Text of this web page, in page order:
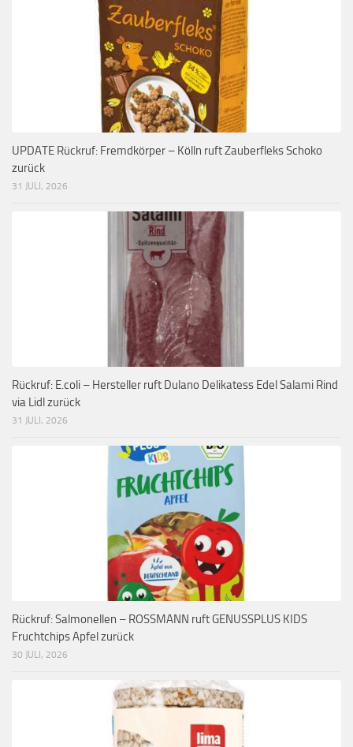
UPDATE Rückruf: Fremdkörper – Kölln ruft Zauberfleks Schoko
zurück
31 JULI, 2026
Rückruf: E.coli – Hersteller ruft Dulano Delikatess Edel Salami Rind
via Lidl zurück
31 JULI, 2026
Rückruf: Salmonellen – ROSSMANN ruft GENUSSPLUS KIDS
Fruchtchips Apfel zurück
30 JULI, 2026